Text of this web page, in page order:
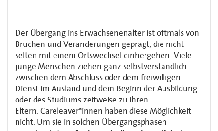
Der Übergang ins Erwachsenenalter ist oftmals von
Brüchen und Veränderungen geprägt, die nicht
selten mit einem Ortswechsel einhergehen. Viele
junge Menschen ziehen ganz selbstverständlich
zwischen dem Abschluss oder dem freiwilligen
Dienst im Ausland und dem Beginn der Ausbildung
oder des Studiums zeitweise zu ihren
Eltern. Careleaver*innen haben diese Möglichkeit
nicht. Um sie in solchen Übergangsphasen